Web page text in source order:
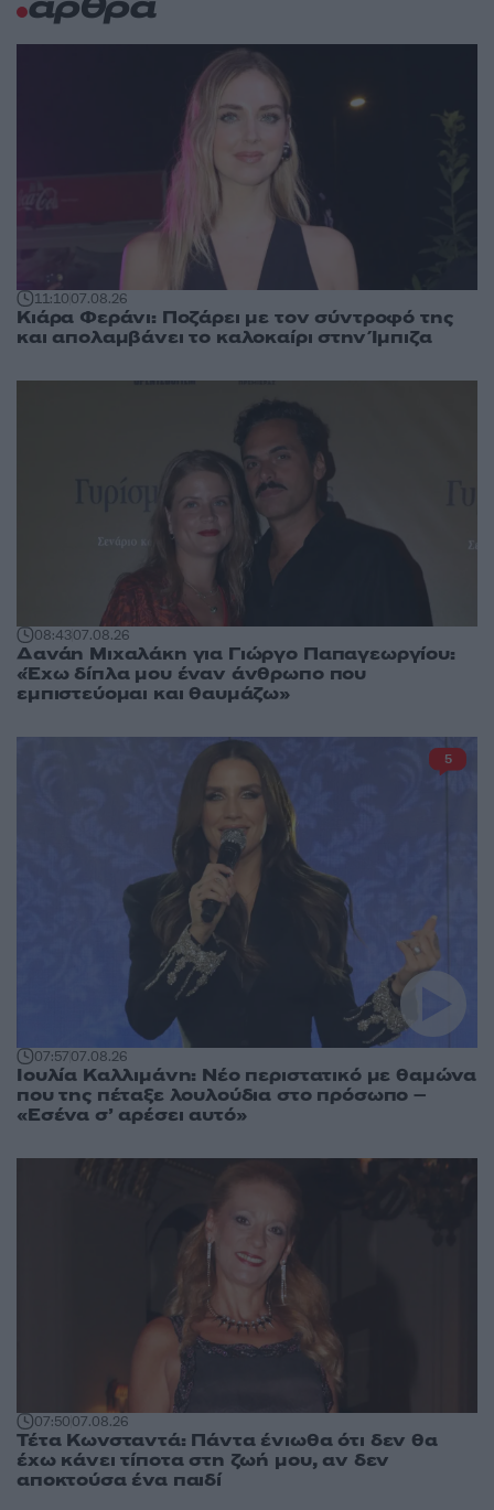
άρθρα
11:1007.08.26
Κιάρα Φεράνι: Ποζάρει με τον σύντροφό της
και απολαμβάνει το καλοκαίρι στην Ίμπιζα
08:4307.08.26
Δανάη Μιχαλάκη για Γιώργο Παπαγεωργίου:
«Έχω δίπλα μου έναν άνθρωπο που
εμπιστεύομαι και θαυμάζω»
07:5707.08.26
Ιουλία Καλλιμάνη: Νέο περιστατικό με θαμώνα
που της πέταξε λουλούδια στο πρόσωπο –
«Εσένα σ’ αρέσει αυτό»
5
07:5007.08.26
Τέτα Κωνσταντά: Πάντα ένιωθα ότι δεν θα
έχω κάνει τίποτα στη ζωή μου, αν δεν
αποκτούσα ένα παιδί